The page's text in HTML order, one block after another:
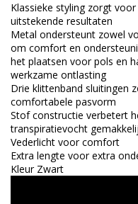
Klassieke styling zorgt
uitstekende resultaten
Metal ondersteunt zowel
om comfort en
het plaatsen voor pols en
werkzame ontlasting
Drie klittenband sluitingen
comfortabele pasvorm
Stof constructie verbetert
transpiratievocht
Vederlicht voor comfort
Extra lengte voor extra
Kleur Zwart